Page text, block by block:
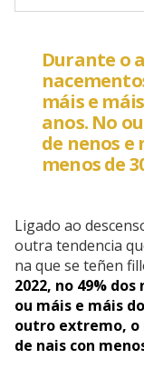
Durante o
máis e
anos. No
de nenos e
menos de
Ligado ao
outra tendencia
na que se teñen
2022, no 49%
ou máis e máis
outro extremo, o
de nais con